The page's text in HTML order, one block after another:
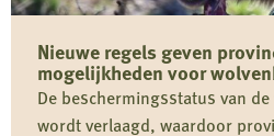
Nieuwe regels geven
mogelijkheden voor
De beschermingsstatus van
wordt verlaagd, waardoor